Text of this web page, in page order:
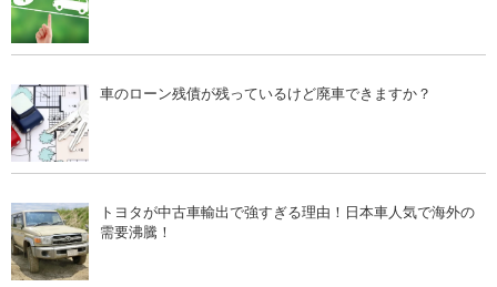
車のローン残債が残っているけど廃車できますか？
トヨタが中古車輸出で強すぎる理由！日本車人気で海外の
需要沸騰！